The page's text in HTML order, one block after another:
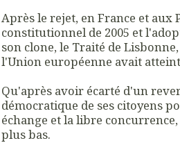
Après le rejet, en France et aux
constitutionnel de 2005 et
son clone, le Traité de
l'Union européenne avait
Qu'après avoir écarté d'un
démocratique de ses citoyens
échange et la libre
plus bas.